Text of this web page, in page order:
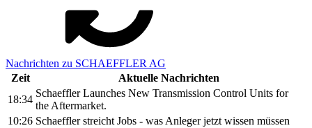
Nachrichten zu SCHAEFFLER AG
Zeit
Aktuelle Nachrichten
18:34
Schaeffler Launches New Transmission Control Units for
the Aftermarket.
10:26 Schaeffler streicht Jobs - was Anleger jetzt wissen müssen